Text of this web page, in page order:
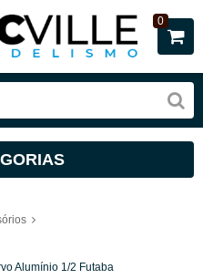
0
Alumínio 1/2 Futaba